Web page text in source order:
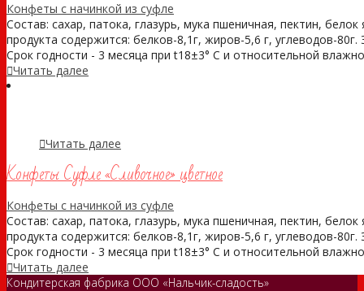
Конфеты с начинкой из суфле
Состав: сахар, патока, глазурь, мука пшеничная, пектин,
продукта содержится: белков-8,1г, жиров-5,6 г, углеводов-
Срок годности - 3 месяца при t18±3° С и относительной
Читать далее
Читать далее
Конфеты Суфле «Сливочное» цветное
Конфеты с начинкой из суфле
Состав: сахар, патока, глазурь, мука пшеничная, пектин,
продукта содержится: белков-8,1г, жиров-5,6 г, углеводов-
Срок годности - 3 месяца при t18±3° С и относительной
Читать далее
Кондитерская фабрика ООО «Нальчик-сладость»